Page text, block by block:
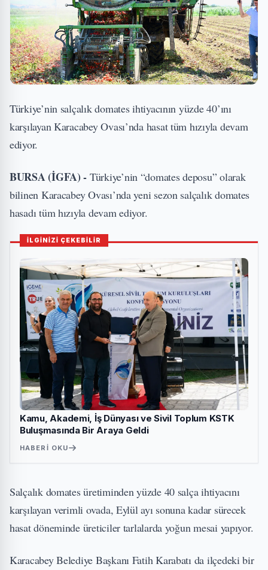
Türkiye’nin salçalık domates ihtiyacının yüzde 40’ını
karşılayan Karacabey Ovası’nda hasat tüm hızıyla devam
ediyor.
BURSA (İGFA) - Türkiye’nin “domates deposu” olarak
bilinen Karacabey Ovası’nda yeni sezon salçalık domates
hasadı tüm hızıyla devam ediyor.
İLGİNİZİ ÇEKEBİLİR
Kamu, Akademi, İş Dünyası ve Sivil Toplum KSTK
Buluşmasında Bir Araya Geldi
HABERI OKU
Salçalık domates üretiminden yüzde 40 salça ihtiyacını
karşılayan verimli ovada, Eylül ayı sonuna kadar sürecek
hasat döneminde üreticiler tarlalarda yoğun mesai yapıyor.
Karacabey Belediye Başkanı Fatih Karabatı da ilçedeki bir